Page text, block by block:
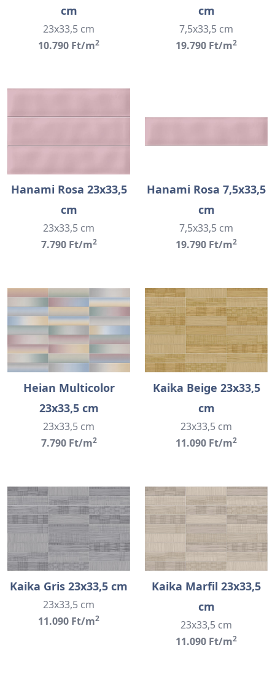
cm
23x33,5 cm
10.790 Ft/m2
cm
7,5x33,5 cm
19.790 Ft/m2
Hanami Rosa 23x33,5
cm
23x33,5 cm
7.790 Ft/m2
Hanami Rosa 7,5x33,5
cm
7,5x33,5 cm
19.790 Ft/m2
Heian Multicolor
23x33,5 cm
23x33,5 cm
7.790 Ft/m2
Kaika Beige 23x33,5
cm
23x33,5 cm
11.090 Ft/m2
Kaika Gris 23x33,5 cm
23x33,5 cm
11.090 Ft/m2
Kaika Marfil 23x33,5
cm
23x33,5 cm
11.090 Ft/m2